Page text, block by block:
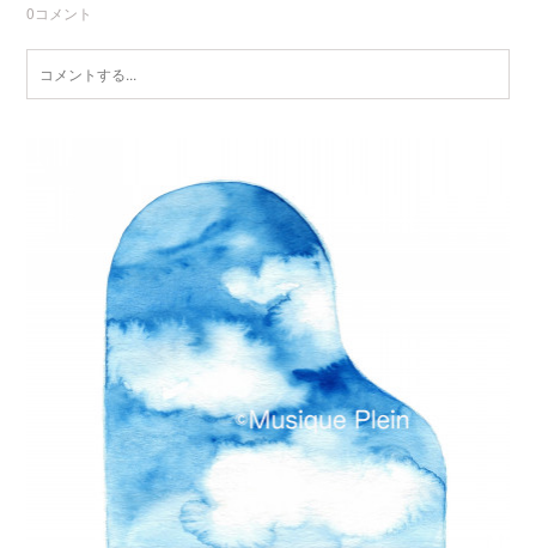
0コメント